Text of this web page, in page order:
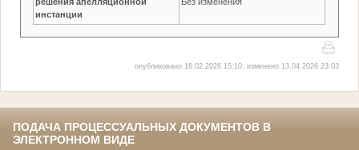
инстанции
опубликовано 16.02.2026 15:10, изменено 13.04.2026 23:03
ПОДАЧА ПРОЦЕССУАЛЬНЫХ ДОКУМЕНТОВ В
ЭЛЕКТРОННОМ ВИДЕ